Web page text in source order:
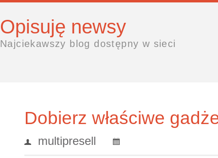
Opisuję newsy
Najciekawszy blog dostępny w sieci
Dobierz właściwe
multipresell